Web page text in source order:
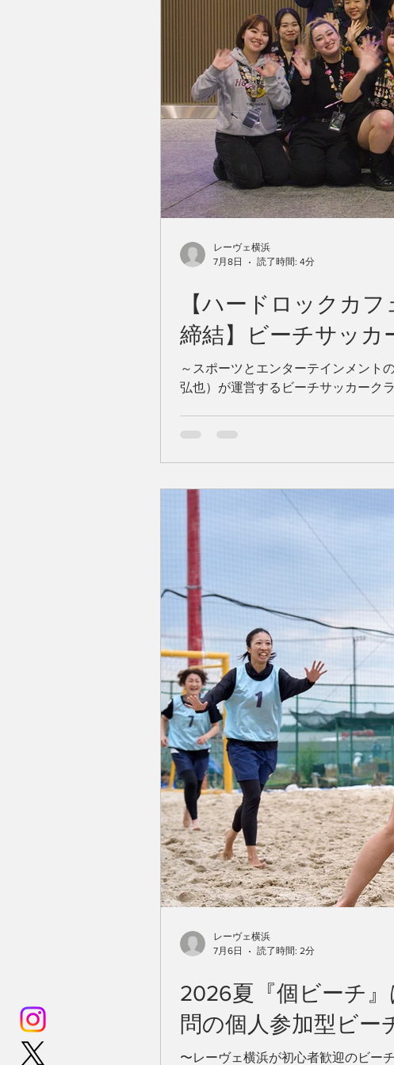
【ハードロックカ
締結】ビーチサッカ
～スポーツとエンターテインメント
弘也）が運営するビーチサッカーク
は、音楽や食を通じたエンターテイ
新たな価値と賑わいを創出するこ
動、ファン・サポ
レーヴェ横浜
7月8日
読了時間: 4分
2026夏『個ビーチ
問の個人参加型ビー
〜レーヴェ横浜が初心者歓迎のビー
レーヴェ横浜
7月6日
読了時間: 2分